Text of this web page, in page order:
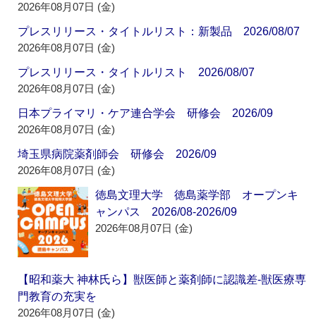
2026年08月07日 (金)
プレスリリース・タイトルリスト：新製品 2026/08/07
2026年08月07日 (金)
プレスリリース・タイトルリスト 2026/08/07
2026年08月07日 (金)
日本プライマリ・ケア連合学会 研修会 2026/09
2026年08月07日 (金)
埼玉県病院薬剤師会 研修会 2026/09
2026年08月07日 (金)
徳島文理大学 徳島薬学部 オープンキ
ャンパス 2026/08-2026/09
2026年08月07日 (金)
【昭和薬大 神林氏ら】獣医師と薬剤師に認識差‐獣医療専
門教育の充実を
2026年08月07日 (金)